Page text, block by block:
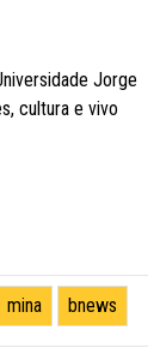
Jorge
cultura e vivo
mina bnews